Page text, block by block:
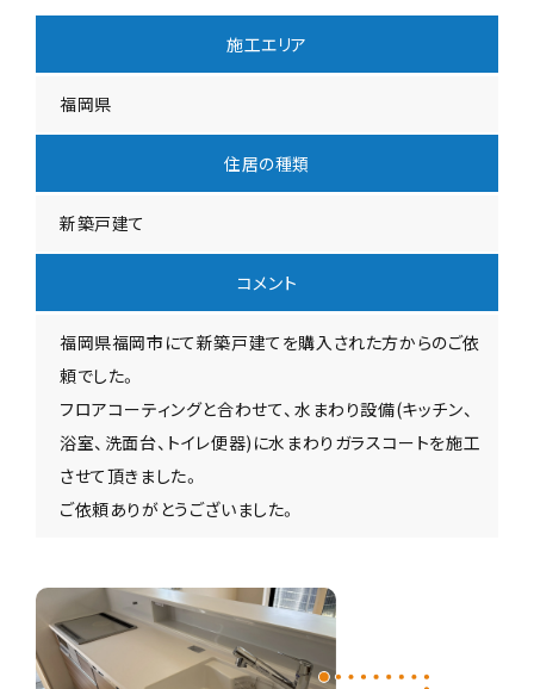
施工エリア
福岡県
住居の種類
新築戸建て
コメント
福岡県福岡市にて新築戸建てを購入された方からのご依
頼でした。
フロアコーティングと合わせて、水まわり設備(キッチン、
浴室、洗面台、トイレ便器)に水まわりガラスコートを施工
させて頂きました。
ご依頼ありがとうございました。